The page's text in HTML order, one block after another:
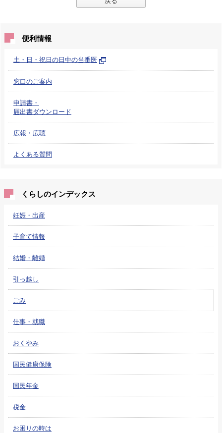
便利情報
土・日・祝日の日中の当番医
窓口のご案内
申請書・
届出書ダウンロード
広報・広聴
よくある質問
くらしのインデックス
妊娠・出産
子育て情報
結婚・離婚
引っ越し
ごみ
仕事・就職
おくやみ
国民健康保険
国民年金
税金
お困りの時は